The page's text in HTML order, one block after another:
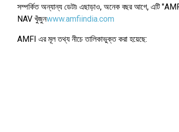
সম্পর্কিত অন্যান্য ডেটা৷ এছাড়াও, অনেক বছর আগে, এটি
NAV খুঁজুনwww.amfiindia.com
AMFI এর মূল তথ্য নীচে তালিকাভুক্ত করা হয়েছে: